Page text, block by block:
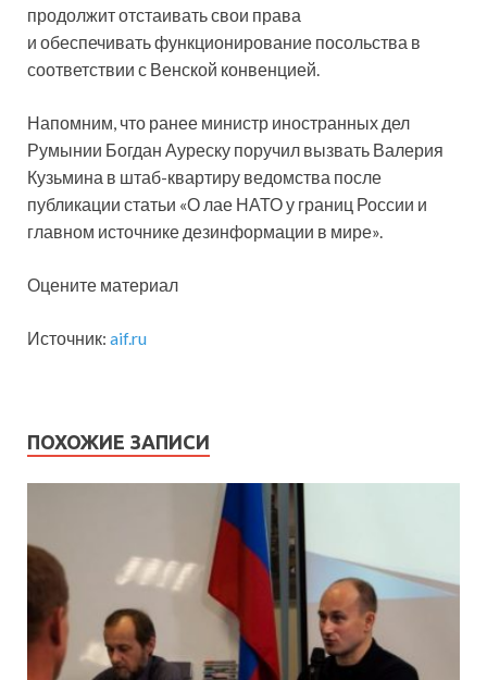
продолжит отстаивать свои права
и обеспечивать функционирование посольства в
соответствии с Венской конвенцией.
Напомним, что ранее министр иностранных дел
Румынии Богдан Ауреску поручил вызвать Валерия
Кузьмина в штаб-квартиру ведомства после
публикации статьи «О лае НАТО у границ России и
главном источнике дезинформации в мире».
Оцените материал
Источник: aif.ru
ПОХОЖИЕ ЗАПИСИ